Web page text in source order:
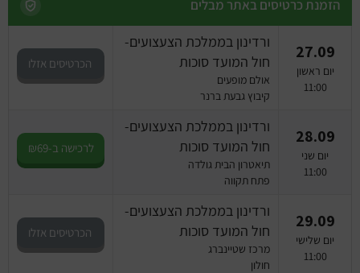
הזמנת כרטיסים באתר מבלים
27.09
יום ראשון
11:00
ורדינון בממלכת הצעצועים-
חול המועד סוכות
אולם מופעים
קיבוץ גבעת ברנר
הכרטיסים אזלו
28.09
יום שני
11:00
ורדינון בממלכת הצעצועים-
חול המועד סוכות
תיאטרון הבית גולדה
פתח תקווה
לרכישה ב-₪69
29.09
יום שלישי
11:00
ורדינון בממלכת הצעצועים-
חול המועד סוכות
מרכז שטיינברג
חולון
הכרטיסים אזלו